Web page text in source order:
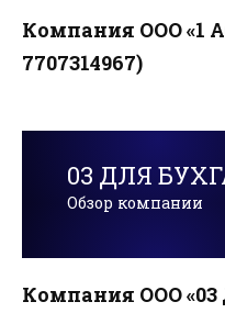
Компания ООО «1
7707314967)
03 ДЛЯ
Обзор компании
Компания ООО